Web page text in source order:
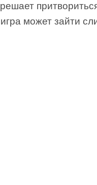
игра может зайти